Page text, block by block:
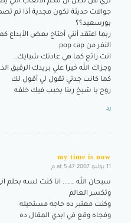
تري هل تظن أن تلكم الألعاب التي
جوالات حديثة تكون مجدية أذا تم
بورسعيد؟؟
ربما اعتقد أنني أحتاج بعض
النفر من pop cap
انت رائع كما هي عادتك شبايك…
وجزاك الله خيرا علي بريدك الرقيق
كما كانت جدتي تقول لي أقول لك
روح يا شيخ ربنا يحبب فيك خلفه
رد
my time is now
says:
11 يوليو 2007 at 5:47 م
سبحان الله …….. انا كنت لسه بحلم
وتكسر العالم
وكنت معتبر ده حاجه مستحيله
وفجاه وقع في ايدي المقال ده